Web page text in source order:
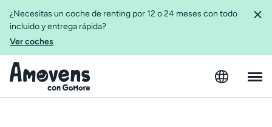
¿Necesitas un coche de renting por 12 o 24 meses con todo
incluido y entrega rápida?
Ver coches